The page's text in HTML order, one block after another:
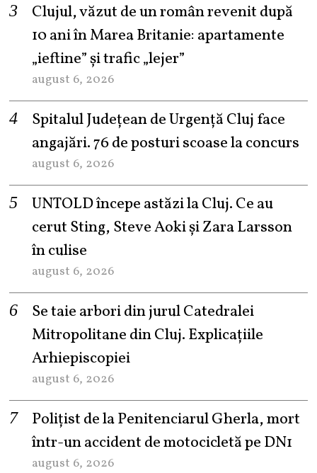
Clujul, văzut de un român revenit după
10 ani în Marea Britanie: apartamente
„ieftine” și trafic „lejer”
august 6, 2026
Spitalul Județean de Urgență Cluj face
angajări. 76 de posturi scoase la concurs
august 6, 2026
UNTOLD începe astăzi la Cluj. Ce au
cerut Sting, Steve Aoki și Zara Larsson
în culise
august 6, 2026
Se taie arbori din jurul Catedralei
Mitropolitane din Cluj. Explicațiile
Arhiepiscopiei
august 6, 2026
Polițist de la Penitenciarul Gherla, mort
într-un accident de motocicletă pe DN1
august 6, 2026